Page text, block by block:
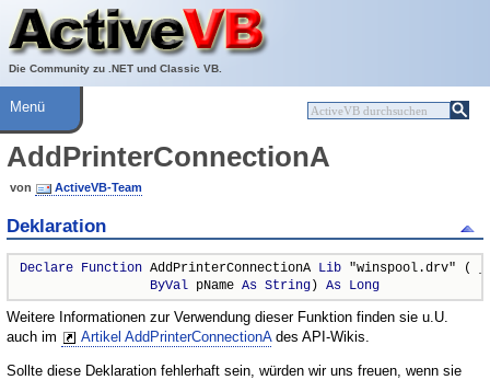
Die Community zu .NET und Classic VB.
Über ActiveVB
Hilfe
Menü
AddPrinterConnectionA
von ActiveVB-Team
Deklaration
Declare Function AddPrinterConnectionA Lib "winspool.drv" ( _
ByVal pName As String) As Long
Weitere Informationen zur Verwendung dieser Funktion finden sie u.U.
auch im
Artikel AddPrinterConnectionAdes API-Wikis.
Sollte diese Deklaration fehlerhaft sein, würden wir uns freuen, wenn sie